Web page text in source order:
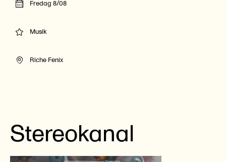
Stereokanal
Fredag 8/08
Musik
Riche Fenix